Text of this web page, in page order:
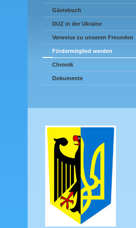
Gästebuch
DUZ in der Ukraine
Verweise zu unseren Freunden
Fördermitglied werden
Chronik
Dokumente